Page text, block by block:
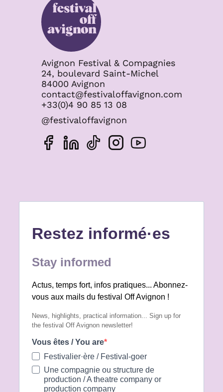
Avignon Festival & Compagnies
24, boulevard Saint-Michel
84000 Avignon
contact@festivaloffavignon.com
+33(0)4 90 85 13 08
@festivaloffavignon